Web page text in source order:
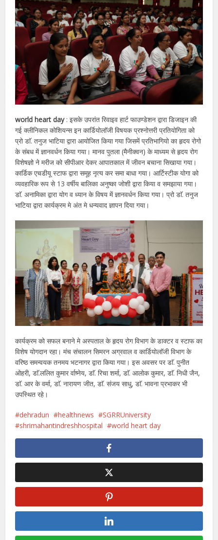
world heart day: इसके उपरांत रिवाइव हार्ट फाउण्डेशन द्वारा डिजाइन की
गई क्लीनिकल कोशियन्स इन कार्डियोलाॅजी विषयक प्रश्नोत्तरी प्रतियोगिता को
प्रो डाॅ. तनुज भाटिया द्वारा आयोजित किया गया जिसमें प्रतिभागियो का हृदय रोगो
के संबध में ज्ञानवर्धन किया गया। मानव पुतला (मैनीक्वन) के माध्यम से हृदय रोग
विशेषज्ञो ने मरीज को सीपीआर देकर आपातकाल में जीवन बचाना सिखाया गया।
कार्डिक एचडीयू स्टाफ द्वारा समूह नृत्य कर समा बाधा गया। आर्टिस्टीक योगा को
व्यवहारिक रूप से 13 वर्षीय बालिका अनुष्का जोशी द्वारा किया व समझाया गया।
डाॅ. अनामिका द्वारा योग व ध्यान के विषय में ज्ञानवर्धन किया गया। प्रो डाॅ. तनुज
भाटिया द्वारा कार्यक्रम मे अंत मे धन्यवाद ज्ञापन दिया गया।
कार्यक्रम को सफल बनाने मे अस्पताल के हृदय रोग विभाग के डाक्टर व स्टाफ का
विशेष योगदान रहा। मंच संचालन सिमरन अग्रवाल व कार्डियोलाॅजी विभाग के
वरिष्ठ समन्वयक तनमय भटनागर द्वारा किया गया। इस अवसर पर डाॅ. पुनीत
ओहरी, डाॅ.ललित कुमार र्वाष्नेय, डाॅ. रिचा शर्मा, डाॅ. आलोक कुमार, डाॅ. निधी जैन,
डाॅ. आर के वर्मा, डाॅ. नारायण जीत, डाॅ. संजय साधु, डाॅ. भावना प्रभाकर भी
उपस्थित रहे।
dehradun healthnews
SGRRUniversity
shrimahantindreshhospital
world heart day